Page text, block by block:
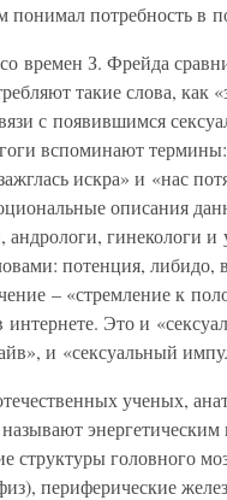
понимал потребность в
времен З. Фрейда
такие слова, как
с появившимся
вспоминают
искра» и «нас
описания
андрологи, гинекологи
потенция, либидо,
– «стремление к
интернете. Это и
и «сексуальный
ученых,
структуры головного
периферические